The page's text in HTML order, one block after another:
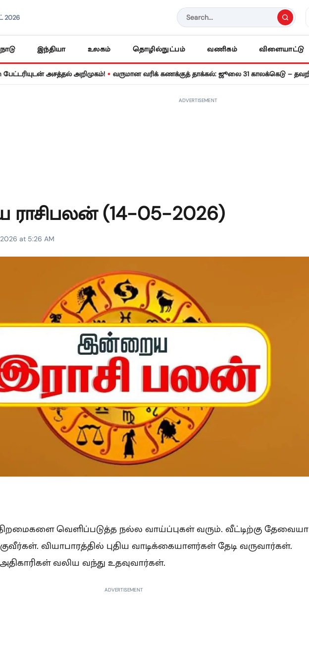
2026
இந்தியா உலகம் தொழில்நுட்பம் வணிகம் விளையாட்டு
அசத்தல் அறிமுகம்! • வருமான வரிக் கணக்குத் தாக்கல்: ஜூலை 31 காலக்கெடு – தவறினால்
ADVERTISEMENT
(14-05-2026)
at 5:26 AM
வெளிப்படுத்த நல்ல வாய்ப்புகள் வரும். வீட்டிற்கு
வியாபாரத்தில் புதிய வாடிக்கையாளர்கள் தேடி வருவார்கள்.
வலிய வந்து உதவுவார்கள்.
ADVERTISEMENT